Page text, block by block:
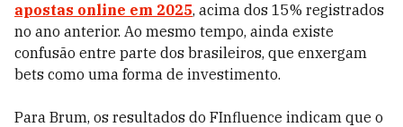
apostas online em 2025, acima dos 15% registrados
no ano anterior. Ao mesmo tempo, ainda existe
confusão entre parte dos brasileiros, que enxergam
bets como uma forma de investimento.
Para Brum, os resultados do FInfluence indicam que o